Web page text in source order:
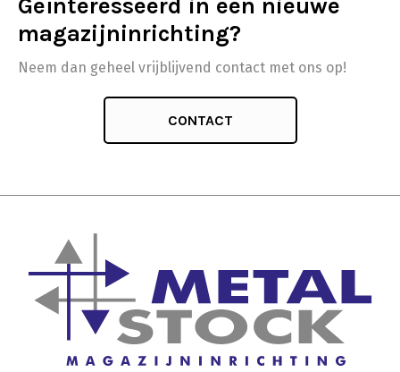
Geïnteresseerd in een nieuwe
magazijninrichting?
Neem dan geheel vrijblijvend contact met ons op!
CONTACT